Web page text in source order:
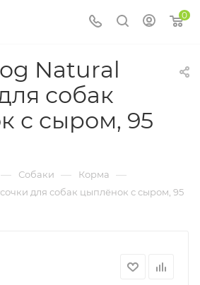
0
Natural
собак
с сыром, 95
— Собаки — Корма —
для собак цыплёнок с сыром, 95